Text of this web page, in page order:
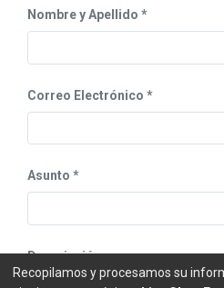
Nombre y Apellido
Correo Electrónico
Asunto
Descripción
Recopilamos y procesamos su